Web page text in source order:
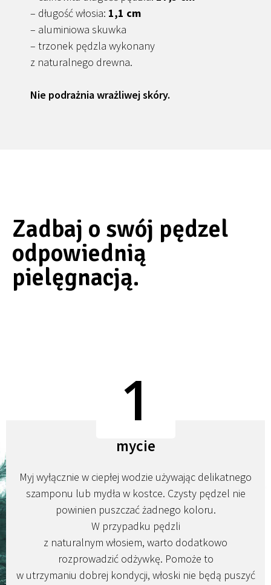
– długość włosia: 1,1 cm
– aluminiowa skuwka
– trzonek pędzla wykonany
z naturalnego drewna.
Nie podrażnia wrażliwej skóry.
Zadbaj o swój pędzel
odpowiednią
pielęgnacją.
1
mycie
Myj wyłącznie w ciepłej wodzie używając delikatnego
szamponu lub mydła w kostce. Czysty pędzel nie
powinien puszczać żadnego koloru.
W przypadku pędzli
z naturalnym włosiem, warto dodatkowo
rozprowadzić odżywkę. Pomoże to
w utrzymaniu dobrej kondycji, włoski nie będą puszyć